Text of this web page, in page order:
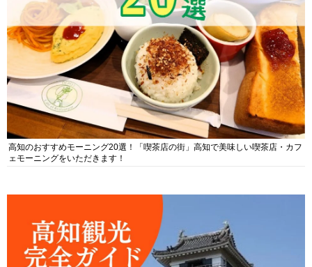
高知のおすすめモーニング20選！「喫茶店の街」高知で美味しい喫茶店・カフ
ェモーニングをいただきます！